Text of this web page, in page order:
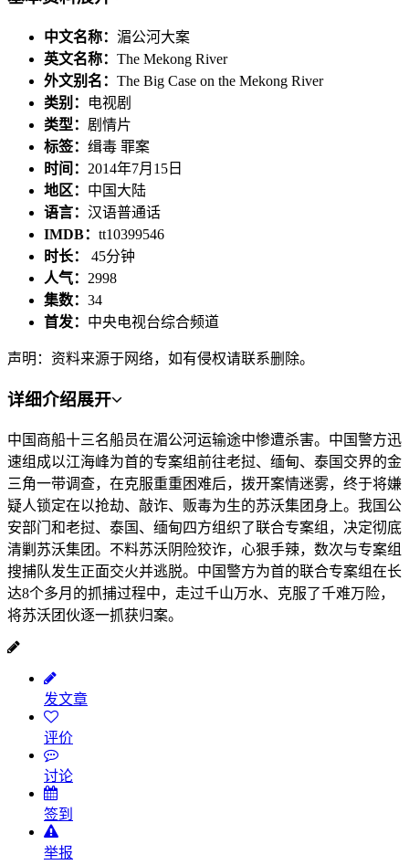
中文名称： 湄公河大案
英文名称： The Mekong River
外文别名： The Big Case on the Mekong River
类别：
电视剧
类型： 剧情片
标签： 缉毒 罪案
时间： 2014年7月15日
地区： 中国大陆
语言： 汉语普通话
IMDB： tt10399546
时长： 45分钟
人气： 2998
集数： 34
首发： 中央电视台综合频道
声明：资料来源于网络，如有侵权请联系删除。
详细介绍展开
中国商船十三名船员在湄公河运输途中惨遭杀害。中国警方迅
速组成以江海峰为首的专案组前往老挝、缅甸、泰国交界的金
三角一带调查，在克服重重困难后，拨开案情迷雾，终于将嫌
疑人锁定在以抢劫、敲诈、贩毒为生的苏沃集团身上。我国公
安部门和老挝、泰国、缅甸四方组织了联合专案组，决定彻底
清剿苏沃集团。不料苏沃阴险狡诈，心狠手辣，数次与专案组
搜捕队发生正面交火并逃脱。中国警方为首的联合专案组在长
达8个多月的抓捕过程中，走过千山万水、克服了千难万险，
将苏沃团伙逐一抓获归案。
发文章
评价
讨论
签到
举报